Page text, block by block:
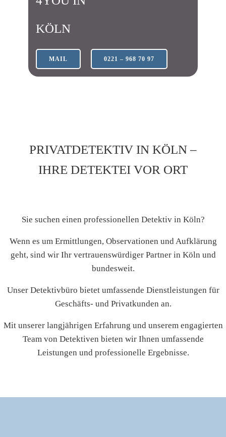
KÖLN
MAIL 0221 – 968 70 97
PRIVATDETEKTIV IN KÖLN –
IHRE DETEKTEI VOR ORT
Sie suchen einen professionellen Detektiv in Köln?
Wenn es um Ermittlungen, Observationen und Aufklärung
geht, sind wir Ihr vertrauenswürdiger Partner in Köln und
bundesweit.
Unser Detektivbüro bietet umfassende Dienstleistungen für
Geschäfts- und Privatkunden an.
Mit unserer langjährigen Erfahrung und unserem engagierten
Team von Detektiven bieten wir Ihnen umfassende
Leistungen und professionelle Ergebnisse.